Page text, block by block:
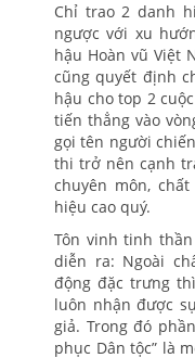
Chỉ trao 2 danh
ngược với xu
hậu Hoàn vũ Việt
cũng quyết định
hậu cho top 2
tiến thẳng vào
gọi tên người
thi trở nên cạnh
chuyên môn,
hiệu cao quý.
Tôn vinh tinh
diễn ra: Ngoài
động đặc trưng
luôn nhận được
giả. Trong đó
phục Dân tộc” là